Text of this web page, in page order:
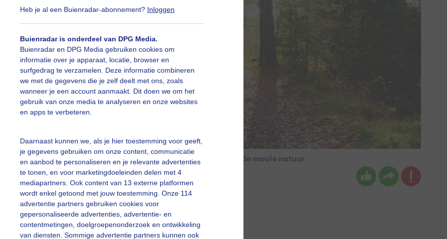
Heb je al een Buienradar-abonnement? Inloggen
Buienradar is onderdeel van DPG Media.
Buienradar en DPG Media gebruiken cookies om
informatie over je apparaat, locatie, browser en
surfgedrag te verzamelen. Deze informatie combineren
we met de gegevens die je zelf deelt met ons, zoals
wanneer je een account aanmaakt. Dit doen we om het
gebruik van onze media te analyseren en onze websites
en apps te verbeteren.
Daarnaast kunnen we, als je hier toestemming voor geeft,
je gegevens gebruiken om onze content, communicatie
en aanbod te personaliseren en je relevante advertenties
te tonen, en voor marketingdoeleinden delen met 4
mediapartners. Ook content van 13 externe platformen
wordt enkel getoond met jouw toestemming. Onze 114
advertentie partners gebruiken cookies voor
gepersonaliseerde advertenties, advertentie- en
contentmetingen, doelgroepenonderzoek en ontwikkeling
van diensten. Sommige advertentie partners kunnen ook
herfstweer met veel zon vanochtend, heerlijk genieten in de mooie natuur
Gemaakt: 11-11-2025, 29x bekeken
Herfst Zon
Klikhierom dit aan te passen